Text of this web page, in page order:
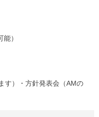
）
す）・方針発表会（AMの